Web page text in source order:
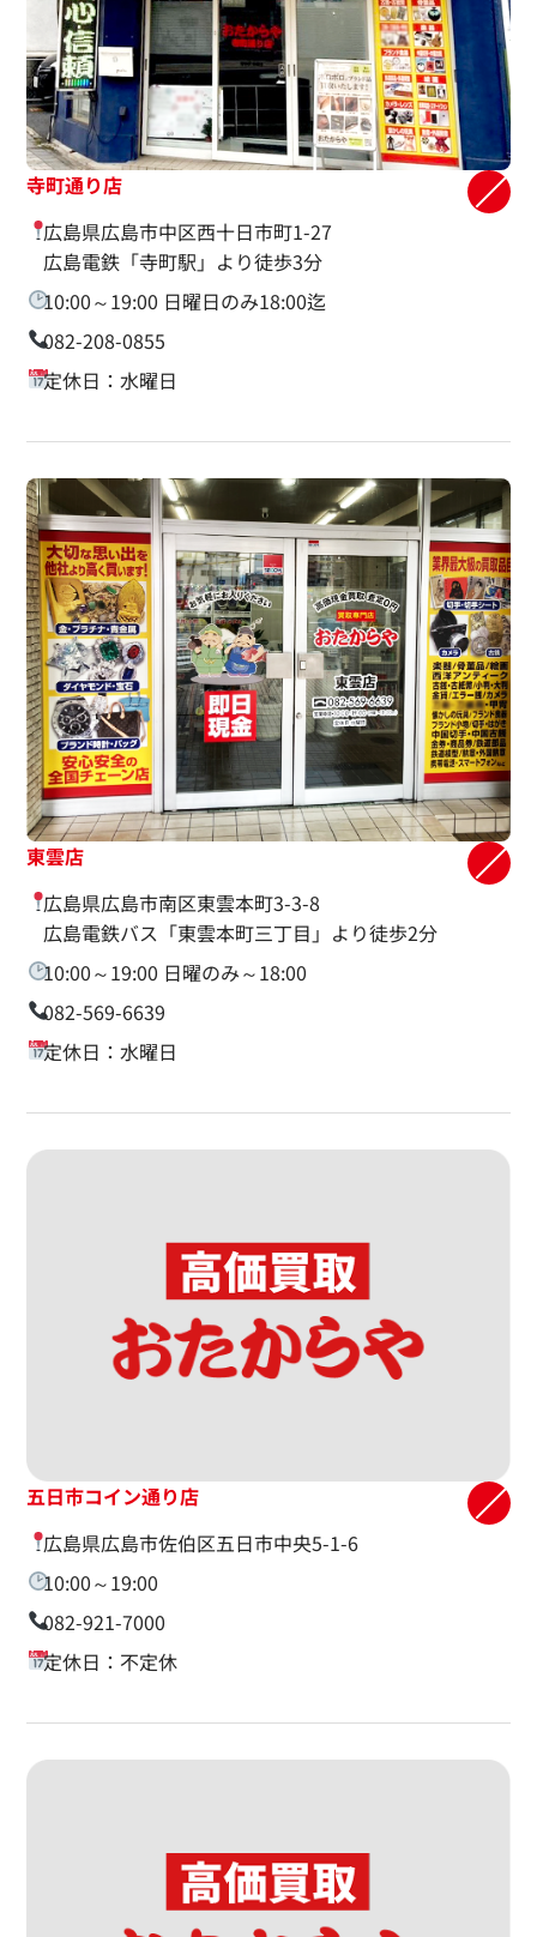
寺町通り店
広島県広島市中区西十日市町1-27
広島電鉄「寺町駅」より徒歩3分
10:00～19:00 日曜日のみ18:00迄
082-208-0855
定休日：水曜日
東雲店
広島県広島市南区東雲本町3-3-8
広島電鉄バス「東雲本町三丁目」より徒歩2分
10:00～19:00 日曜のみ～18:00
082-569-6639
定休日：水曜日
五日市コイン通り店
広島県広島市佐伯区五日市中央5-1-6
10:00～19:00
082-921-7000
定休日：不定休